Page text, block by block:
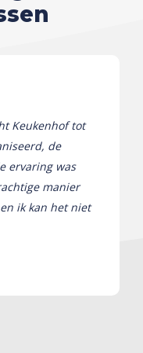
Keukenhof tot
de
ervaring was
manier
ik kan het niet